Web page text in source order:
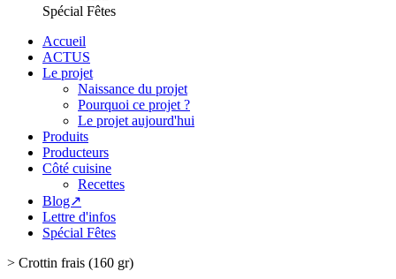
Spécial Fêtes
Accueil
ACTUS
Le projet
Naissance du projet
Pourquoi ce projet ?
Le projet aujourd'hui
Produits
Producteurs
Côté cuisine
Recettes
Blog↗
Lettre d'infos
Spécial Fêtes
> Crottin frais (160 gr)